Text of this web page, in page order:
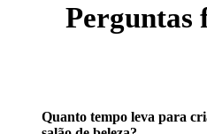
Perguntas
Quanto tempo leva para